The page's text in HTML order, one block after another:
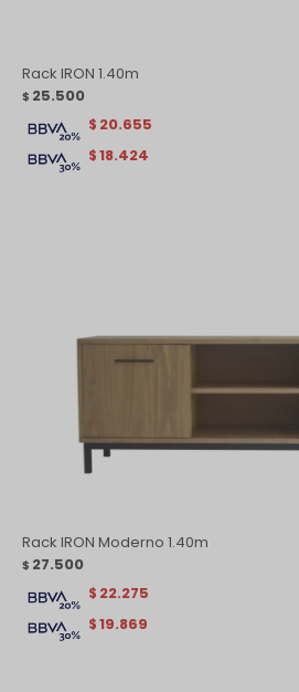
Rack IRON 1.40m
$ 25.500
$18.424
$ 20.655
Rack IRON Moderno 1.40m
$ 27.500
$19.869
$ 22.275